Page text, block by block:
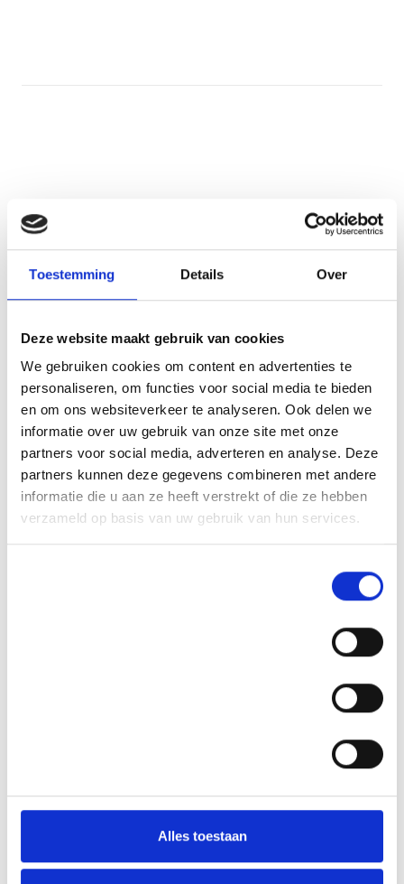
Toestemming Details Over
Deze website maakt gebruik van cookies
We gebruiken cookies om content en advertenties te
personaliseren, om functies voor social media te bieden
en om ons websiteverkeer te analyseren. Ook delen we
informatie over uw gebruik van onze site met onze
partners voor social media, adverteren en analyse. Deze
partners kunnen deze gegevens combineren met andere
informatie die u aan ze heeft verstrekt of die ze hebben
verzameld op basis van uw gebruik van hun services.
Alles toestaan